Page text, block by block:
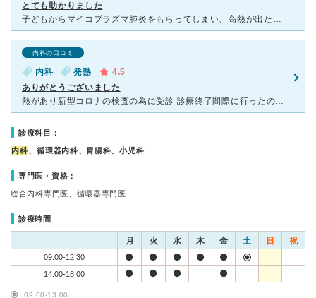
とても助かりました
子どもからマイコプラズマ肺炎をもらってしまい、高熱が出た時にお世話になりましま。大人のマイコプラズマの検査をしている病院がなかなかなく、必死に電話をかけて探していたところ見つけた病院です。 早めに薬
内科の口コミ
内科 発熱
4.5
ありがとうございました
熱があり新型コロナの検査の為に受診 診療終了間際に行ったのに嫌な顔もせず治療をしていただきありがとうございました。 こちらの施設には最新の遺伝子検査の機械があり抗原検査と同じ時間で より正確な診
診療科目：
内科、循環器内科、胃腸科、小児科
専門医・資格：
総合内科専門医、循環器専門医
診療時間
月 火 水 木 金 土 日 祝
09:00-12:30
14:00-18:00
09:00-13:00